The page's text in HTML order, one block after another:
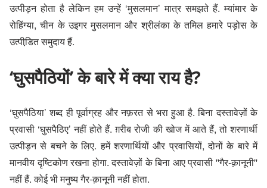
उत्पीड़न होता है लेकिन हम उन्हें ‘मुसलमान’ मात्र समझते हैं. म्यांमार के
रोहिंग्या, चीन के उइगर मुसलमान और श्रीलंका के तमिल हमारे पड़ोस के
उत्पीडि़त समुदाय हैं.
‘घुसपैठियों’ के बारे में क्या राय है?
‘घुसपैठिया’ शब्द ही पूर्वाग्रह और नफ़रत से भरा हुआ है. बिना दस्तावेज़ों के
प्रवासी ‘घुसपैठिए’ नहीं होते हैं. ग़रीब रोजी की खोज में आते हैं, तो शरणार्थी
उत्पीड़न से बचने के लिए. हमें शरणार्थियों और प्रवासियों, दोनों के बारे में
मानवीय दृष्टिकोण रखना होगा. दस्तावेज़ों के बिना आए प्रवासी ''गैर-क़ानूनी''
नहीं हैं. कोई भी मनुष्य गैर-क़ानूनी नहीं होता.